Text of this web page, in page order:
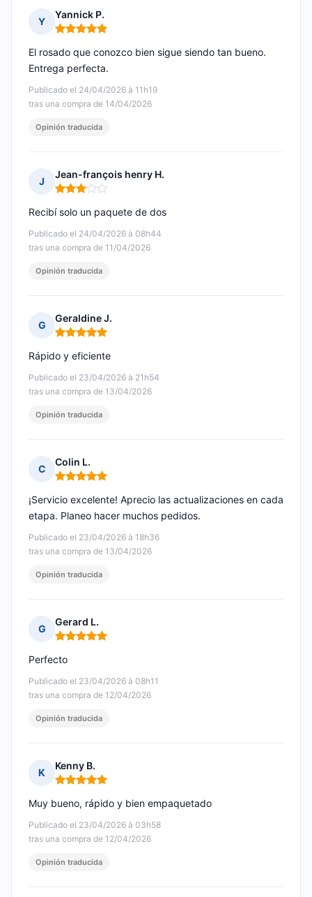
Y
Yannick P.
Nota: 5 de 5
Publicado el 24/04/2026 à 11h19
tras una compra de 14/04/2026
El rosado que conozco bien sigue siendo tan bueno.
Entrega perfecta.
Opinión traducida
J
Jean-françois henry H.
Nota: 3 de 5
Publicado el 24/04/2026 à 08h44
tras una compra de 11/04/2026
Recibí solo un paquete de dos
Opinión traducida
G
Geraldine J.
Nota: 5 de 5
Publicado el 23/04/2026 à 21h54
tras una compra de 13/04/2026
Rápido y eficiente
Opinión traducida
C
Colin L.
Nota: 5 de 5
Publicado el 23/04/2026 à 18h36
tras una compra de 13/04/2026
¡Servicio excelente! Aprecio las actualizaciones en cada
etapa. Planeo hacer muchos pedidos.
Opinión traducida
G
Gerard L.
Nota: 5 de 5
Publicado el 23/04/2026 à 08h11
tras una compra de 12/04/2026
Perfecto
Opinión traducida
K
Kenny B.
Nota: 5 de 5
Publicado el 23/04/2026 à 03h58
tras una compra de 12/04/2026
Muy bueno, rápido y bien empaquetado
Opinión traducida